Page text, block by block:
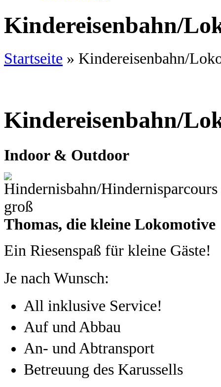
Kindereisenbahn/
Startseite » Kindereisenbahn/
Kindereisenbahn/
Indoor & Outdoor
Thomas, die kleine Lokomotive
Ein Riesenspaß für kleine Gäste!
Je nach Wunsch:
All inklusive Service!
Auf und Abbau
An- und Abtransport
Betreuung des Karussells